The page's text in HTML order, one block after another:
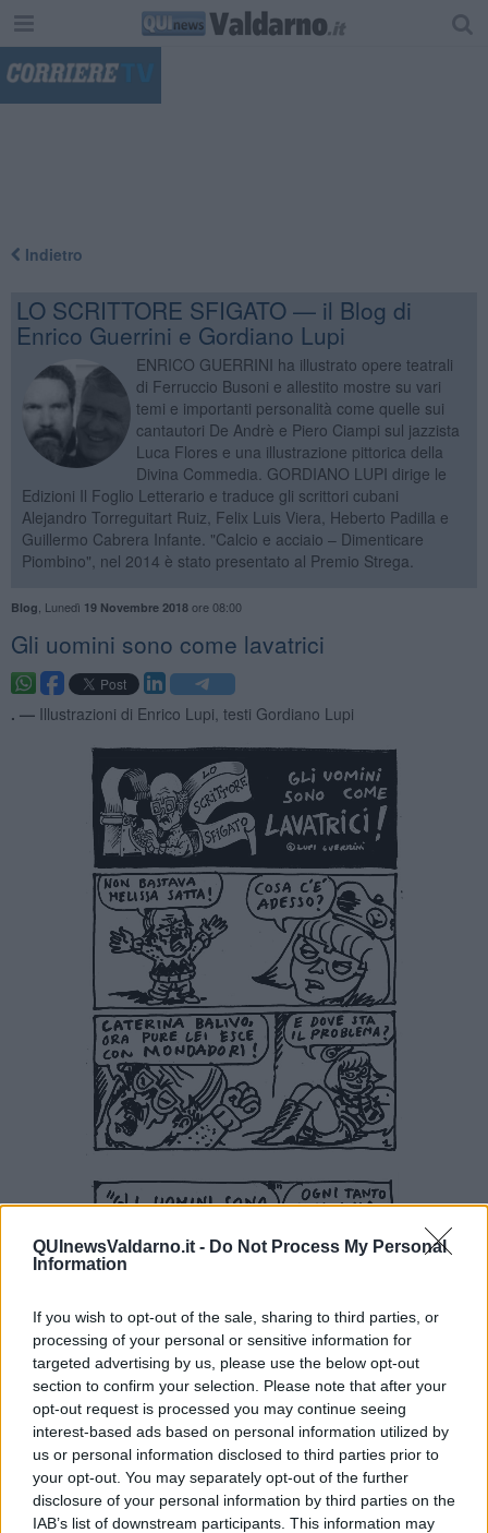
QUInewsValdarno.it - Do Not Process My Personal
Information
If you wish to opt-out of the sale, sharing to third parties, or
processing of your personal or sensitive information for
targeted advertising by us, please use the below opt-out
section to confirm your selection. Please note that after your
opt-out request is processed you may continue seeing
interest-based ads based on personal information utilized by
us or personal information disclosed to third parties prior to
your opt-out. You may separately opt-out of the further
disclosure of your personal information by third parties on the
IAB’s list of downstream participants. This information may
Indietro
LO SCRITTORE SFIGATO — il Blog di
Enrico Guerrini e Gordiano Lupi
ENRICO GUERRINI ha illustrato opere teatrali
di Ferruccio Busoni e allestito mostre su vari
temi e importanti personalità come quelle sui
cantautori De Andrè e Piero Ciampi sul jazzista
Luca Flores e una illustrazione pittorica della
Divina Commedia. GORDIANO LUPI dirige le
Edizioni Il Foglio Letterario e traduce gli scrittori cubani
Alejandro Torreguitart Ruiz, Felix Luis Viera, Heberto Padilla e
Guillermo Cabrera Infante. "Calcio e acciaio – Dimenticare
Piombino", nel 2014 è stato presentato al Premio Strega.
Blog Lunedì 19 Novembre 2018ore 08:00
Gli uomini sono come lavatrici
. — Illustrazioni di Enrico Lupi, testi Gordiano Lupi